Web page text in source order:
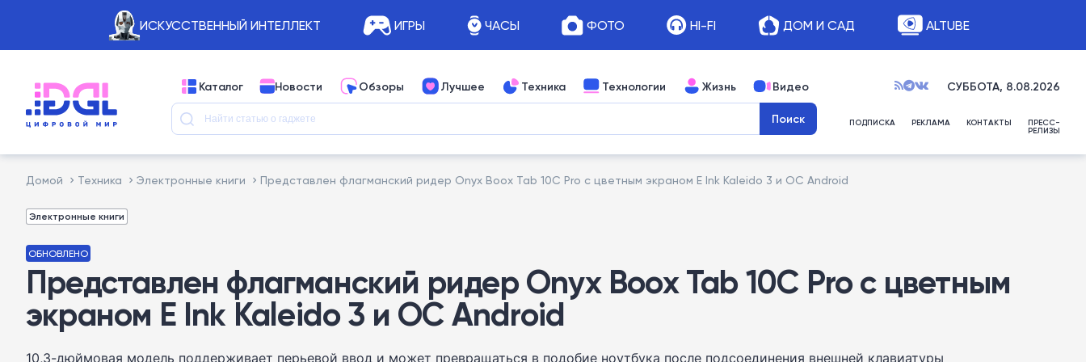
ИСКУССТВЕННЫЙ ИНТЕЛЛЕКТ ИГРЫ ЧАСЫ ФОТО HI-FI ДОМ И САД ALTUBE
Каталог Новости Обзоры Лучшее Техника Технологии Жизнь Видео СУББОТА, 8.08.2026
ПОДПИСКА РЕКЛАМА КОНТАКТЫ ПРЕСС-
РЕЛИЗЫ
Домой Техника Электронные книги Представлен флагманский ридер Onyx Boox Tab 10C Pro с цветным экраном E Ink Kaleido 3 и ОС Android
Электронные книги
ОБНОВЛЕНО
Представлен флагманский ридер Onyx Boox Tab 10C Pro с цветным
экраном E Ink Kaleido 3 и ОС Android
10,3-дюймовая модель поддерживает перьевой ввод и может превращаться в подобие ноутбука после подсоединения внешней клавиатуры